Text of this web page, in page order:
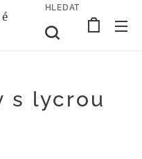
HLEDAT
s lycrou